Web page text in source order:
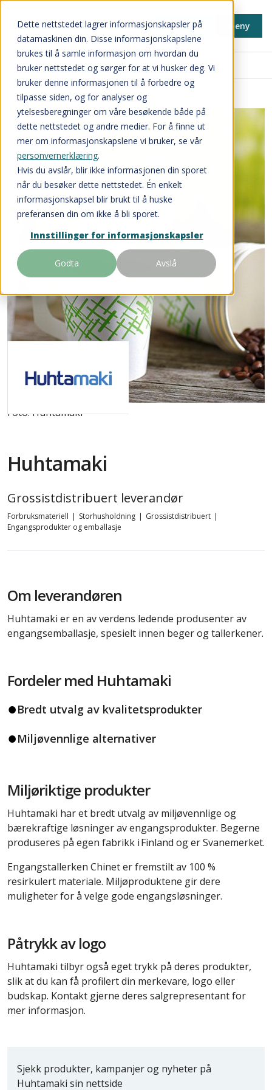
Dette nettstedet lagrer informasjonskapsler på
datamaskinen din. Disse informasjonskapslene
brukes til å samle informasjon om hvordan du
bruker nettstedet og sørger for at vi husker deg. Vi
bruker denne informasjonen til å forbedre og
tilpasse siden, og for analyser og
ytelsesberegninger om våre besøkende både på
dette nettstedet og andre medier. For å finne ut
mer om informasjonskapslene vi bruker, se vår
personvernerklæring.
Hvis du avslår, blir ikke informasjonen din sporet
når du besøker dette nettstedet. Én enkelt
informasjonskapsel blir brukt til å huske
preferansen din om ikke å bli sporet.
Innstillinger for informasjonskapsler
Godta Avslå
Min side Meny
Innkjøpsavtaler
Foto: Huhtamaki
Huhtamaki
Grossistdistribuert leverandør
Forbruksmateriell | Storhusholdning | Grossistdistribuert |
Engangsprodukter og emballasje
Om leverandøren
Huhtamaki er en av verdens ledende produsenter av
engangsemballasje, spesielt innen beger og tallerkener.
Fordeler med Huhtamaki
Bredt utvalg av kvalitetsprodukter
Miljøvennlige alternativer
Miljøriktige produkter
Huhtamaki har et bredt utvalg av miljøvennlige og
bærekraftige løsninger av engangsprodukter. Begerne
produseres på egen fabrikk i Finland og er Svanemerket.
Engangstallerken Chinet er fremstilt av 100 %
resirkulert materiale. Miljøproduktene gir dere
muligheter for å velge gode engangsløsninger.
Påtrykk av logo
Huhtamaki tilbyr også eget trykk på deres produkter,
slik at du kan få profilert din merkevare, logo eller
budskap. Kontakt gjerne deres salgrepresentant for
mer informasjon.
Sjekk produkter, kampanjer og nyheter på
Huhtamaki sin nettside